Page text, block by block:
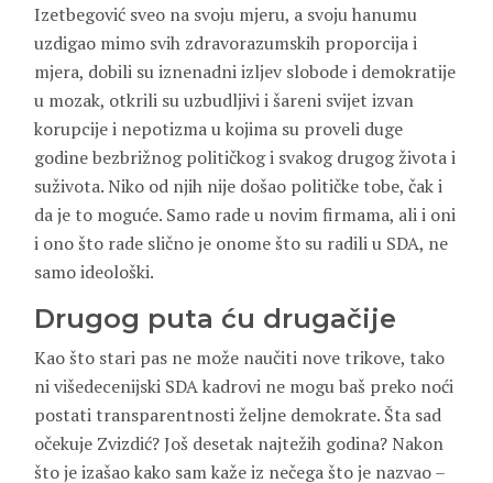
Izetbegović sveo na svoju mjeru, a svoju hanumu
uzdigao mimo svih zdravorazumskih proporcija i
mjera, dobili su iznenadni izljev slobode i demokratije
u mozak, otkrili su uzbudljivi i šareni svijet izvan
korupcije i nepotizma u kojima su proveli duge
godine bezbrižnog političkog i svakog drugog života i
suživota. Niko od njih nije došao političke tobe, čak i
da je to moguće. Samo rade u novim firmama, ali i oni
i ono što rade slično je onome što su radili u SDA, ne
samo ideološki.
Drugog puta ću drugačije
Kao što stari pas ne može naučiti nove trikove, tako
ni višedecenijski SDA kadrovi ne mogu baš preko noći
postati transparentnosti željne demokrate. Šta sad
očekuje Zvizdić? Još desetak najtežih godina? Nakon
što je izašao kako sam kaže iz nečega što je nazvao –